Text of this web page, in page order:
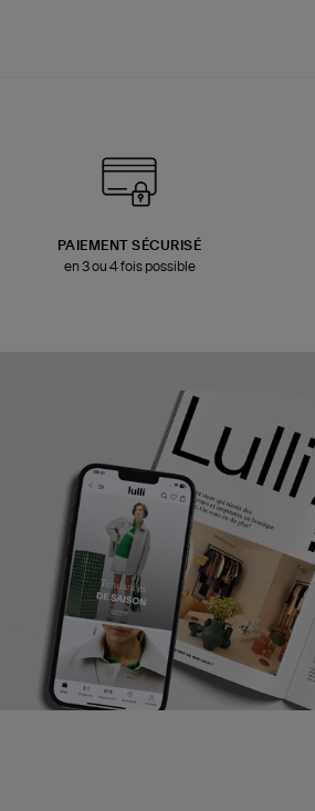
PAIEMENT SÉCURISÉ
en 3 ou 4 fois possible